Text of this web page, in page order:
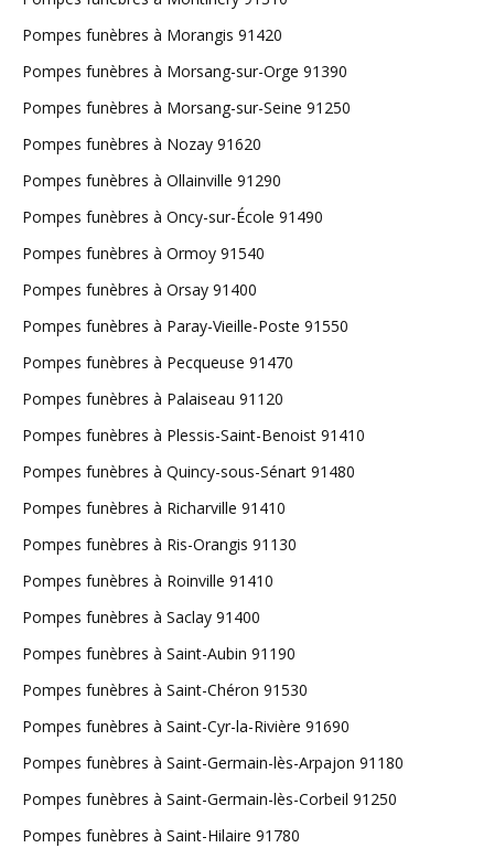
Pompes funèbres à Morangis 91420
Pompes funèbres à Morsang-sur-Orge 91390
Pompes funèbres à Morsang-sur-Seine 91250
Pompes funèbres à Nozay 91620
Pompes funèbres à Ollainville 91290
Pompes funèbres à Oncy-sur-École 91490
Pompes funèbres à Ormoy 91540
Pompes funèbres à Orsay 91400
Pompes funèbres à Paray-Vieille-Poste 91550
Pompes funèbres à Pecqueuse 91470
Pompes funèbres à Palaiseau 91120
Pompes funèbres à Plessis-Saint-Benoist 91410
Pompes funèbres à Quincy-sous-Sénart 91480
Pompes funèbres à Richarville 91410
Pompes funèbres à Ris-Orangis 91130
Pompes funèbres à Roinville 91410
Pompes funèbres à Saclay 91400
Pompes funèbres à Saint-Aubin 91190
Pompes funèbres à Saint-Chéron 91530
Pompes funèbres à Saint-Cyr-la-Rivière 91690
Pompes funèbres à Saint-Germain-lès-Arpajon 91180
Pompes funèbres à Saint-Germain-lès-Corbeil 91250
Pompes funèbres à Saint-Hilaire 91780